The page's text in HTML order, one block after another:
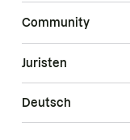
Community
Juristen
Deutsch